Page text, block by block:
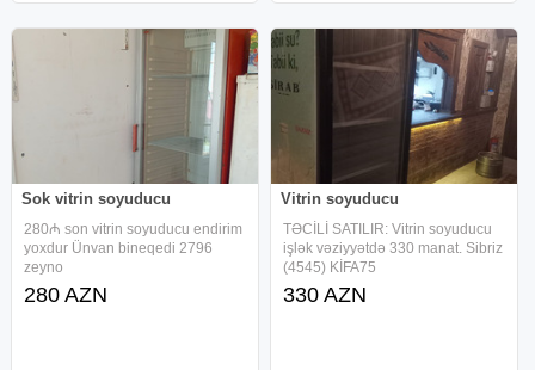
Sok vitrin soyuducu
280₼ son vitrin soyuducu endirim
yoxdur Ünvan bineqedi 2796
zeyno
280 AZN
Vitrin soyuducu
TƏCİLİ SATILIR: Vitrin soyuducu
işlək vəziyyətdə 330 manat. Sibriz
(4545) KİFA75
330 AZN